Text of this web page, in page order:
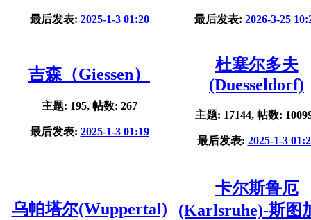
最后发表: 2025-1-3 01:20 最后发表: 2026-3-25
吉森（Giessen）
主题: 195, 帖数: 267
最后发表: 2025-1-3 01:19
杜塞尔多夫
(Duesseldorf)
主题: 17144, 帖数:
最后发表: 2025-1-3
乌帕塔尔(Wuppertal)
卡尔斯鲁厄
(Karlsruhe)-斯图